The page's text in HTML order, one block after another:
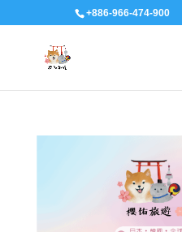
+886-966-474-900